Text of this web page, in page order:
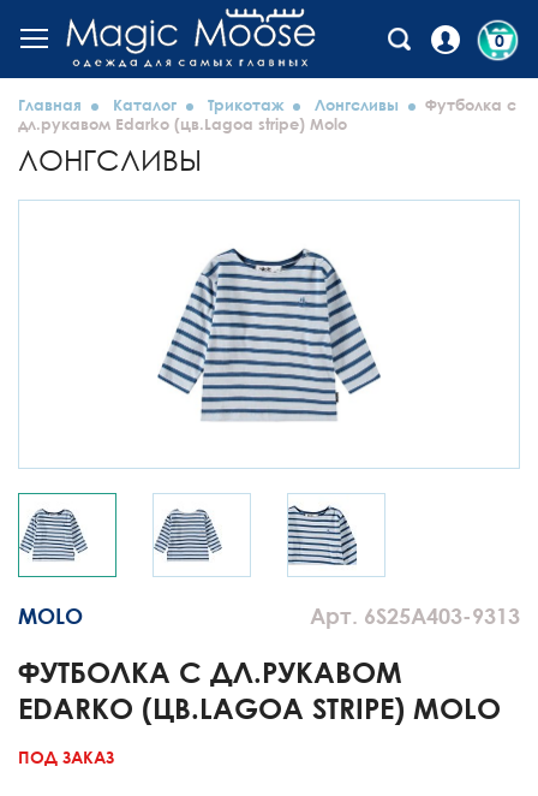
0
Главная Каталог Трикотаж Лонгсливы
Футболка с
дл.рукавом Edarko (цв.Lagoa stripe) Molo
ЛОНГСЛИВЫ
Арт. 6S25A403-9313
MOLO
ФУТБОЛКА С ДЛ.РУКАВОМ
EDARKO (ЦВ.LAGOA STRIPE) MOLO
ПОД ЗАКАЗ